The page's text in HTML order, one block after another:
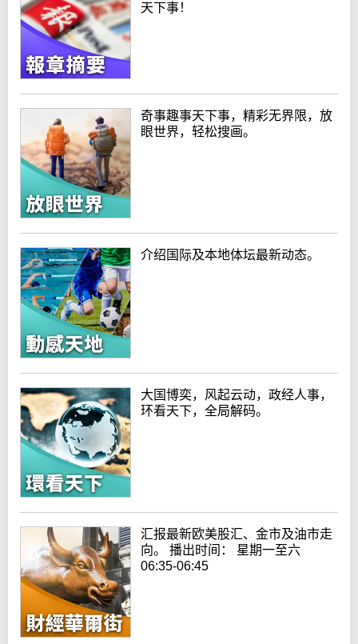
天下事！
奇事趣事天下事，精彩无界限，放
眼世界，轻松搜画。
介绍国际及本地体坛最新动态。
大国博奕，风起云动，政经人事，
环看天下，全局解码。
汇报最新欧美股汇、金市及油市走
向。 播出时间： 星期一至六
06:35-06:45